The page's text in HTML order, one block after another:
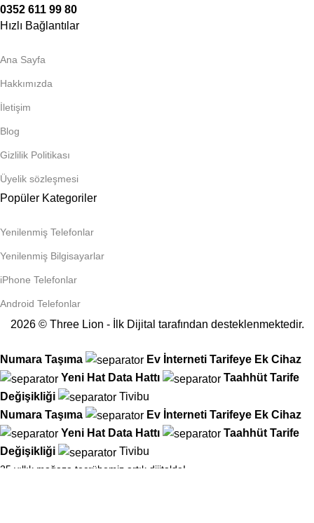
0352 611 99 80
Hızlı Bağlantılar
Ana Sayfa
Hakkımızda
İletişim
Blog
Gizlilik Politikası
Üyelik sözleşmesi
Popüler Kategoriler
Yenilenmiş Telefonlar
Yenilenmiş Bilgisayarlar
iPhone Telefonlar
Android Telefonlar
2026 © Three Lion - İlk Dijital tarafından desteklenmektedir.
Numara Taşıma Ev İnterneti Tarifeye Ek Cihaz
Yeni Hat Data Hattı Taahhüt Tarife
Değişikliği
Tivibu
Numara Taşıma
Ev İnterneti Tarifeye Ek Cihaz
Yeni Hat Data Hattı Taahhüt Tarife
Değişikliği
Tivibu
25 yıllık mağaza tecrübemiz artık dijitalde!